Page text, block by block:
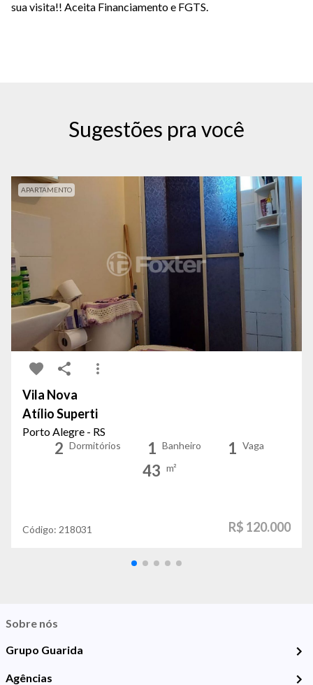
sua visita!! Aceita Financiamento e FGTS.
Sugestões pra você
APARTAMENTO
Vila Nova
Atílio Superti
Porto Alegre - RS
2 Dormitórios 1 Banheiro 1 Vaga
43 m²
Código: 218031 R$ 120.000
Sobre nós
Grupo Guarida
Agências